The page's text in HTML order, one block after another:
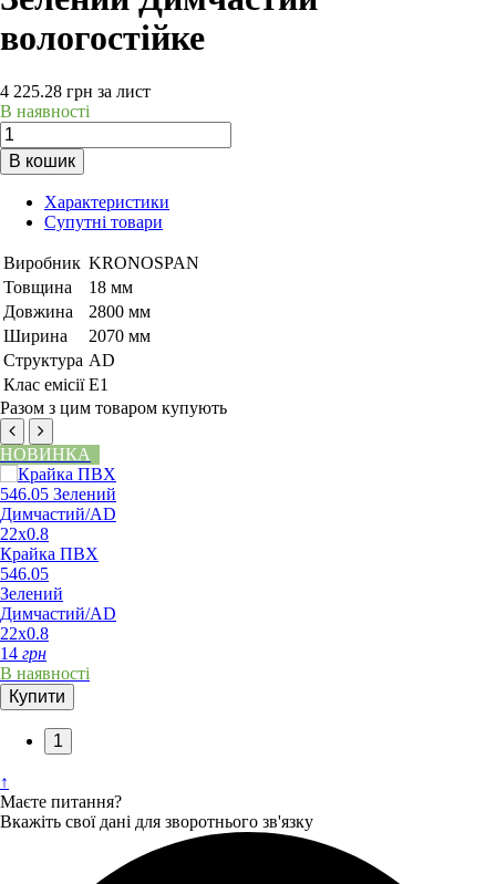
вологостійке
4 225.28 грн за лист
В наявності
В кошик
Характеристики
Супутні товари
Виробник KRONOSPAN
Товщина
18 мм
Довжина
2800 мм
Ширина
2070 мм
Структура AD
Клас емісії Е1
Разом з цим товаром купують
НОВИНКА
Крайка ПВХ
546.05
Зелений
Димчастий/AD
22х0.8
14 грн
В наявності
Купити
1
↑
Маєте питання?
Вкажіть свої дані для зворотнього зв'язку